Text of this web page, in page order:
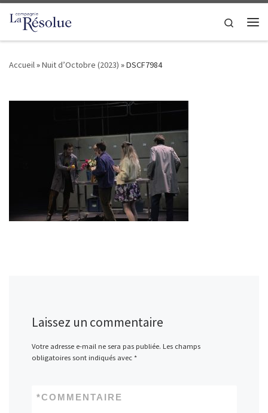
Passer au contenu
Search
Accueil»Nuit d’Octobre (2023) »DSCF7984
Laissez un commentaire
Votre adresse e-mail ne sera pas publiée. Les champs
obligatoires sont indiqués avec *
COMMENTAIRE
*